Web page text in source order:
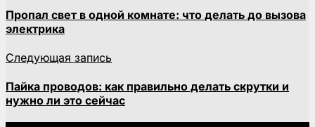
Пропал свет в одной комнате: что делать до вызова
электрика
Следующая запись
Пайка проводов: как правильно делать скрутки и
нужно ли это сейчас